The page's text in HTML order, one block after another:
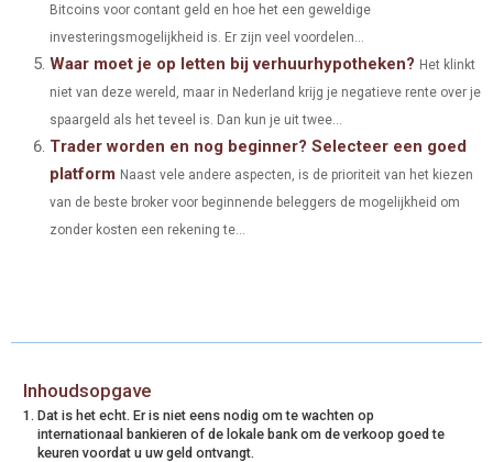
Bitcoins voor contant geld en hoe het een geweldige
investeringsmogelijkheid is. Er zijn veel voordelen...
Waar moet je op letten bij verhuurhypotheken? Het klinkt
niet van deze wereld, maar in Nederland krijg je negatieve rente over je
spaargeld als het teveel is. Dan kun je uit twee...
Trader worden en nog beginner? Selecteer een goed
platform Naast vele andere aspecten, is de prioriteit van het kiezen
van de beste broker voor beginnende beleggers de mogelijkheid om
zonder kosten een rekening te...
Inhoudsopgave
Dat is het echt. Er is niet eens nodig om te wachten op
internationaal bankieren of de lokale bank om de verkoop goed te
keuren voordat u uw geld ontvangt.